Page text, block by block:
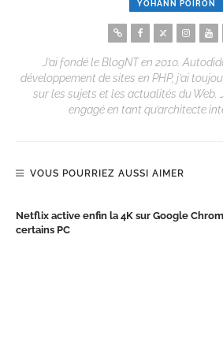
YOHANN POIRON
J’ai fondé le BlogNT en 2010.
développement de sites en PHP, j’ai
sur les sujets et les actualités du Web.
engagé en tant qu’architecte
VOUS POURRIEZ AUSSI AIMER
Netflix active enfin la 4K sur Google
certains PC